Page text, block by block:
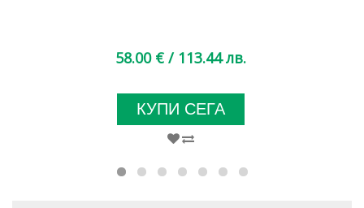
58.00 € / 113.44 лв.
КУПИ СЕГА